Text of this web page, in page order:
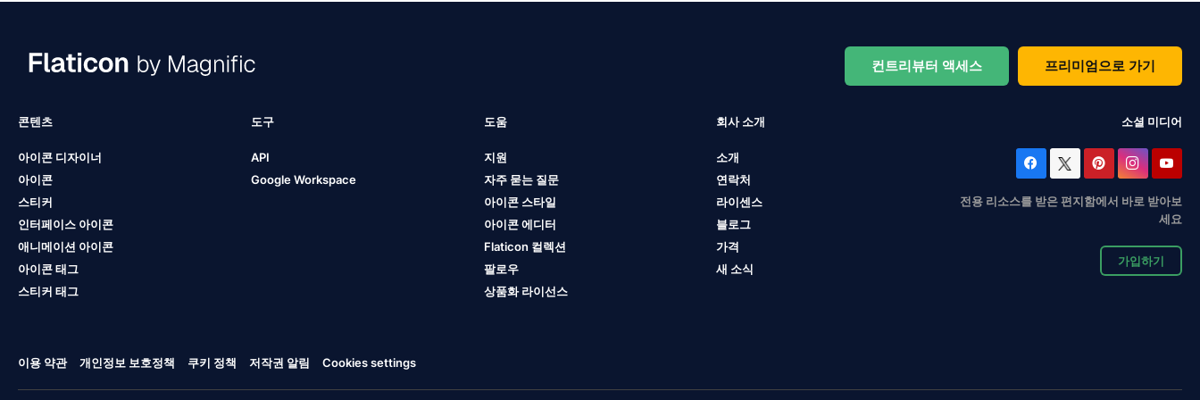
컨트리뷰터 액세스 프리미엄으로 가기
콘텐츠
아이콘 디자이너
아이콘
스티커
인터페이스 아이콘
애니메이션 아이콘
아이콘 태그
스티커 태그
도구
API
Google Workspace
도움
지원
자주 묻는 질문
아이콘 스타일
아이콘 에디터
Flaticon 컬렉션
팔로우
상품화 라이선스
회사 소개
소개
연락처
라이센스
블로그
가격
새 소식
소셜 미디어
전용 리소스를 받은 편지함에서 바로 받아보
세요
가입하기
이용 약관 개인정보 보호정책 쿠키 정책 저작권 알림 Cookies settings